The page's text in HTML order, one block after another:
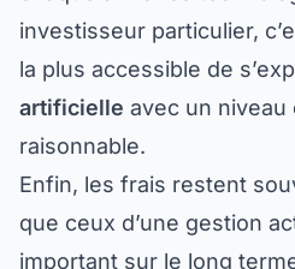
investisseur particulier,
la plus accessible de
artificielle avec un
raisonnable.
Enfin, les frais restent
que ceux d’une gestion
important sur le long